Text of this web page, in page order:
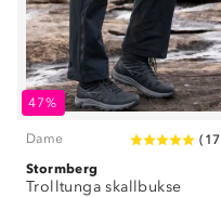
47%
Dame ( 17
Stormberg
Trolltunga skallbukse